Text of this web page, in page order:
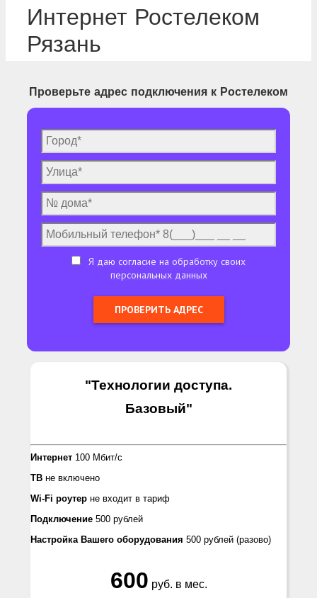
Интернет Ростелеком
Рязань
Проверьте адрес подключения к Ростелеком
Я даю согласие на обработку своих
персональных данных
"Технологии доступа.
Базовый"
Интернет 100 Мбит/с
ТВ не включено
Wi-Fi роутер не входит в тариф
Подключение 500 рублей
Настройка Вашего оборудования 500 рублей (разово)
600 руб. в мес.